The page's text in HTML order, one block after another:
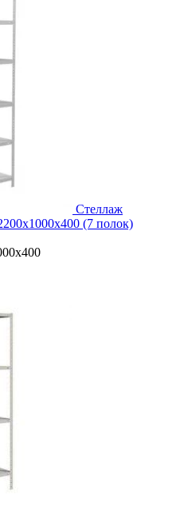
Стеллаж
(7 полок)